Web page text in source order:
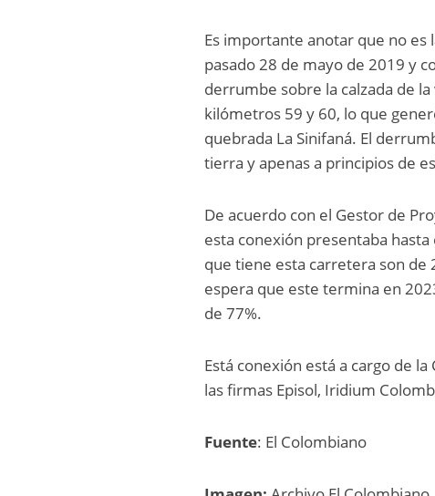
Es importante anotar que no es
pasado 28 de mayo de 2019 y
derrumbe sobre la calzada de
kilómetros 59 y 60, lo que
quebrada La Sinifaná. El
tierra y apenas a principios de
De acuerdo con el Gestor de
esta conexión presentaba
que tiene esta carretera son de
espera que este termina en
de 77%.
Está conexión está a cargo de
las firmas Episol, Iridium
Fuente: El Colombiano